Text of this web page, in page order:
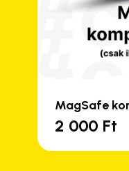
MagSafe
2 000 Ft